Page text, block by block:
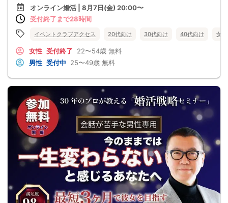
オンライン婚活 | 8月7日(金) 20:00〜
受付終了まで28時間
イベントクラブアクセス 20代向け 30代向け 40代向け 女
女性 受付終了 22〜54歳 無料
男性 受付中 25〜49歳 無料